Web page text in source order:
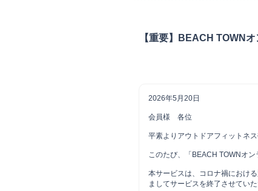
【重要】BEACH TOWN
2026年5月20日
会員様 各位
平素よりアウトドアフィットネ
このたび、「BEACH TOWNオ
本サービスは、コロナ禍におけ
ましてサービスを終了させてい